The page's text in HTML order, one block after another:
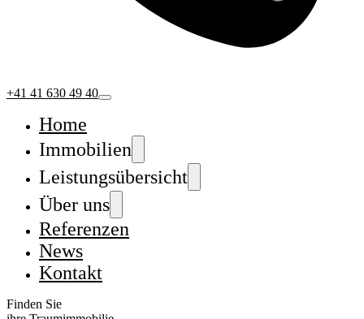
+41 41 630 49 40
Home
Immobilien
Leistungsübersicht
Über uns
Referenzen
News
Kontakt
Finden Sie